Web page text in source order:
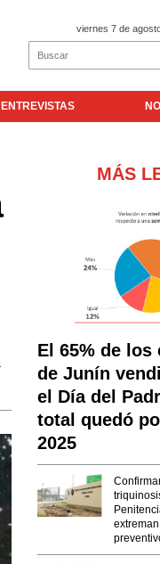
viernes 7 de
ENTREVISTAS
MÁS
El 65% de los
de Junín
el Día del
total quedó
2025